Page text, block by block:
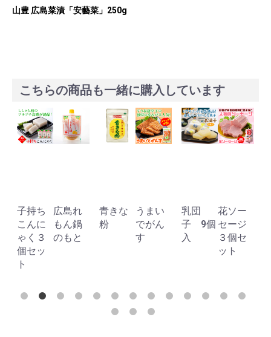
山豊 広島菜漬「安藝菜」250g
こちらの商品も一緒に購入しています
子持ち
こんに
ゃく３
個セッ
ト
広島れ
もん鍋
のもと
青きな
粉
うまい
でがん
す
乳団
子 9個
入
花ソー
セージ
３個セ
ット